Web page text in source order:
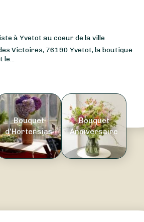
à Yvetot au coeur de la ville
Victoires, 76190 Yvetot, la boutique
le...
Bouquet
d'Hortensias
Bouquet
Anniversaire